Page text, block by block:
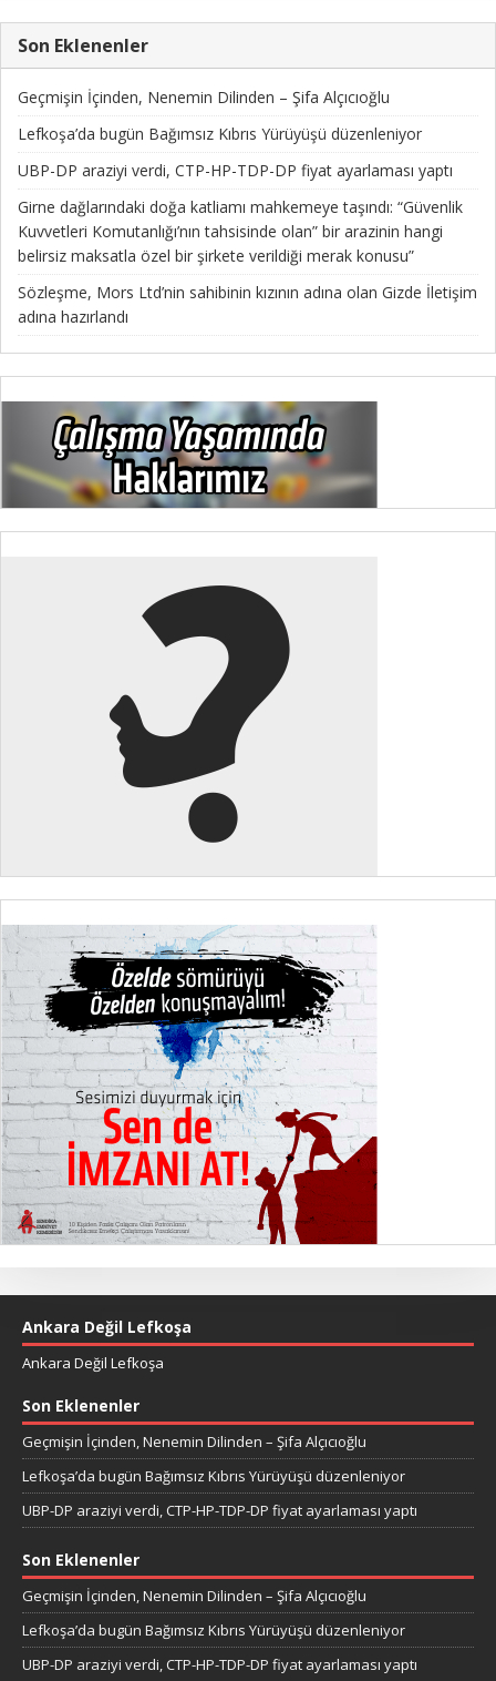
Son Eklenenler
Geçmişin İçinden, Nenemin Dilinden – Şifa Alçıcıoğlu
Lefkoşa’da bugün Bağımsız Kıbrıs Yürüyüşü düzenleniyor
UBP-DP araziyi verdi, CTP-HP-TDP-DP fiyat ayarlaması yaptı
Girne dağlarındaki doğa katliamı mahkemeye taşındı: “Güvenlik
Kuvvetleri Komutanlığı’nın tahsisinde olan” bir arazinin hangi
belirsiz maksatla özel bir şirkete verildiği merak konusu”
Sözleşme, Mors Ltd’nin sahibinin kızının adına olan Gizde İletişim
adına hazırlandı
Ankara Değil Lefkoşa
Ankara Değil Lefkoşa
Son Eklenenler
Geçmişin İçinden, Nenemin Dilinden – Şifa Alçıcıoğlu
Lefkoşa’da bugün Bağımsız Kıbrıs Yürüyüşü düzenleniyor
UBP-DP araziyi verdi, CTP-HP-TDP-DP fiyat ayarlaması yaptı
Son Eklenenler
Geçmişin İçinden, Nenemin Dilinden – Şifa Alçıcıoğlu
Lefkoşa’da bugün Bağımsız Kıbrıs Yürüyüşü düzenleniyor
UBP-DP araziyi verdi, CTP-HP-TDP-DP fiyat ayarlaması yaptı